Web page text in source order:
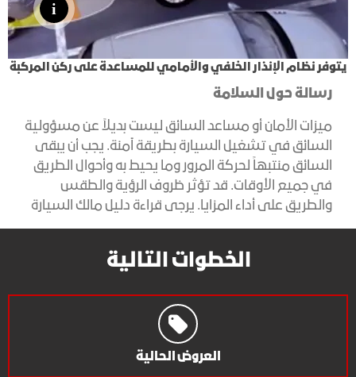
يتوفر نظام الإنذار الخلفي والأمامي للمساعدة على ركن المركبة
رسالة حول السلامة
ميزات الأمان أو مساعد السائق ليست بديلاً عن مسؤولية
السائق في تشغيل السيارة بطريقة آمنة. يجب أن يبقى
السائق منتبهاً لحركة المرور وما يحيط به وأحوال الطريق
في جميع الأوقات. قد تؤثر ظروف الرؤية والطقس
والطريق على أداء المزايا. يرجى قراءة دليل مالك السيارة
الخطوات التالية
العروض الحالية